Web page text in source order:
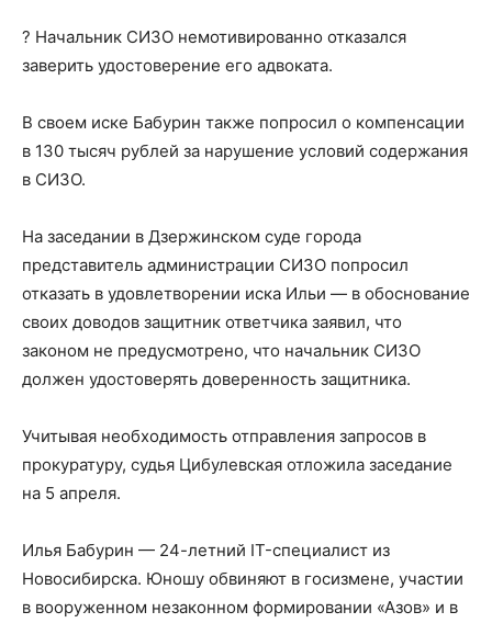
? Начальник СИЗО немотивированно отказался
заверить удостоверение его адвоката.
В своем иске Бабурин также попросил о компенсации
в 130 тысяч рублей за нарушение условий содержания
в СИЗО.
На заседании в Дзержинском суде города
представитель администрации СИЗО попросил
отказать в удовлетворении иска Ильи — в обоснование
своих доводов защитник ответчика заявил, что
законом не предусмотрено, что начальник СИЗО
должен удостоверять доверенность защитника.
Учитывая необходимость отправления запросов в
прокуратуру, судья Цибулевская отложила заседание
на 5 апреля.
Илья Бабурин — 24-летний IT-специалист из
Новосибирска. Юношу обвиняют в госизмене, участии
в вооруженном незаконном формировании «Азов» и в